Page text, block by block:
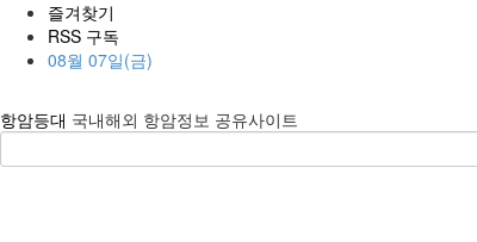
즐겨찾기
RSS 구독
08월 07일(금)
항암등대 국내해외 항암정보 공유사이트